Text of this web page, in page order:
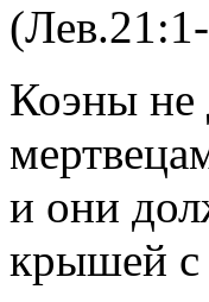
Коэны не
и они
крышей с